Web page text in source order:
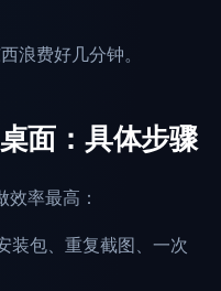
浪费好几分钟。
面：具体步骤
率最高：
装包、重复截图、一次